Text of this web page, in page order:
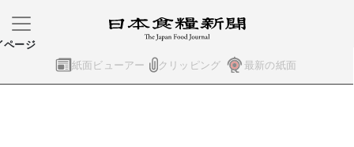
紙面ビューアー クリッピング 最新の紙面
ページ